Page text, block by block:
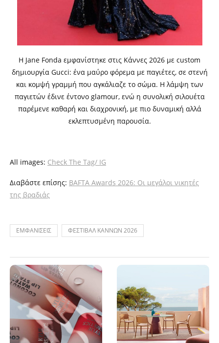
Η Jane Fonda εμφανίστηκε στις Κάννες 2026 με custom
δημιουργία Gucci: ένα μαύρο φόρεμα με παγιέτες, σε στενή
και κομψή γραμμή που αγκάλιαζε το σώμα. Η λάμψη των
παγιετών έδινε έντονο glamour, ενώ η συνολική σιλουέτα
παρέμενε καθαρή και διαχρονική, με πιο δυναμική αλλά
εκλεπτυσμένη παρουσία.
All images: Check The Tag/ IG
Διαβάστε επίσης: BAFTA Awards 2026: Οι μεγάλοι νικητές
της βραδιάς
ΕΜΦΑΝΙΣΕΙΣ ΦΕΣΤΙΒΑΛ ΚΑΝΝΩΝ 2026